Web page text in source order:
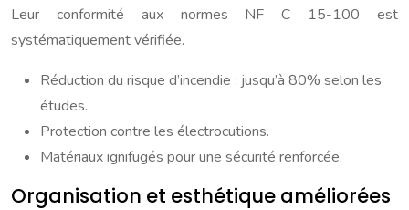
Leur conformité aux normes NF C 15-100 est
systématiquement vérifiée.
Réduction du risque d’incendie : jusqu’à 80% selon les
études.
Protection contre les électrocutions.
Matériaux ignifugés pour une sécurité renforcée.
Organisation et esthétique améliorées